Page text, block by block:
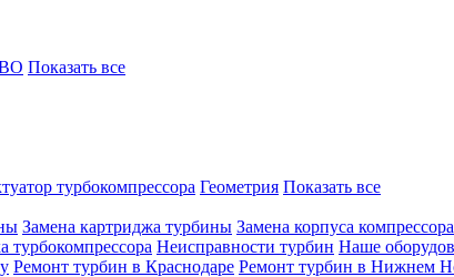
Показать все
турбокомпрессора Геометрия Показать все
Замена картриджа турбины Замена корпуса компрессора
турбокомпрессора Неисправности турбин Наше
Ремонт турбин в Краснодаре Ремонт турбин в Нижнем